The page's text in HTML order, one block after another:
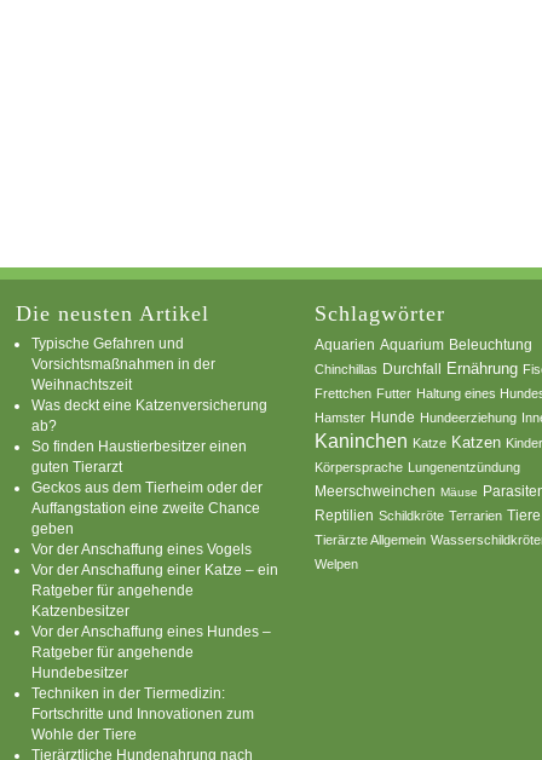
Die neusten Artikel
Typische Gefahren und
Vorsichtsmaßnahmen in der
Weihnachtszeit
Was deckt eine Katzenversicherung
ab?
So finden Haustierbesitzer einen
guten Tierarzt
Geckos aus dem Tierheim oder der
Auffangstation eine zweite Chance
geben
Vor der Anschaffung eines Vogels
Vor der Anschaffung einer Katze – ein
Ratgeber für angehende
Katzenbesitzer
Vor der Anschaffung eines Hundes –
Ratgeber für angehende
Hundebesitzer
Techniken in der Tiermedizin:
Fortschritte und Innovationen zum
Wohle der Tiere
Tierärztliche Hundenahrung nach
Schlagwörter
Aquarien Aquarium Beleuchtung
Chinchillas Durchfall Ernährung
Frettchen Futter Haltung eines
Hamster Hunde Hundeerziehung
Kaninchen Katze Katzen
Körpersprache
Lungenentzündung
Meerschweinchen Mäuse
Reptilien Schildkröte Terrarien Tiere
Tierärzte Allgemein
Welpen